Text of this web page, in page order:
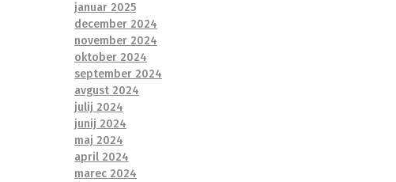
januar 2025
december 2024
november 2024
oktober 2024
september 2024
avgust 2024
julij 2024
junij 2024
maj 2024
april 2024
marec 2024